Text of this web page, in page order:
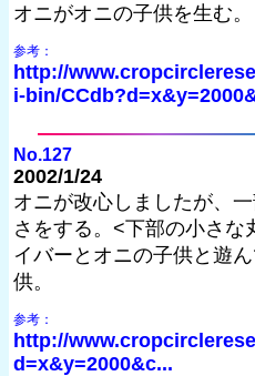
オニがオニの子供を生む。
参考：
http://
i-bin/
No.127
2002/1/24
オニが改心しましたが、
さをする。<下部の小さな
イバーとオニの子供と遊
供。
参考：
http://
d=x&y=2000&c...